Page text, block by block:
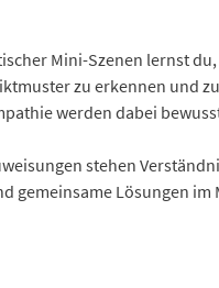
Mini-Szenen lernst du,
zu erkennen und
werden dabei
stehen
gemeinsame Lösungen